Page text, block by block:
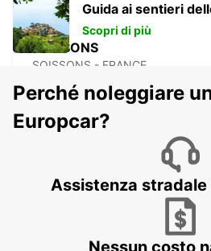
SOISSONS
SOISSONS - FRANCE
SOISSONS STAZIONE
PUNTO DI SERVIZIO
Guida ai sentieri
Scopri di più
Perché noleggiare
Europcar?
Assistenza stradale